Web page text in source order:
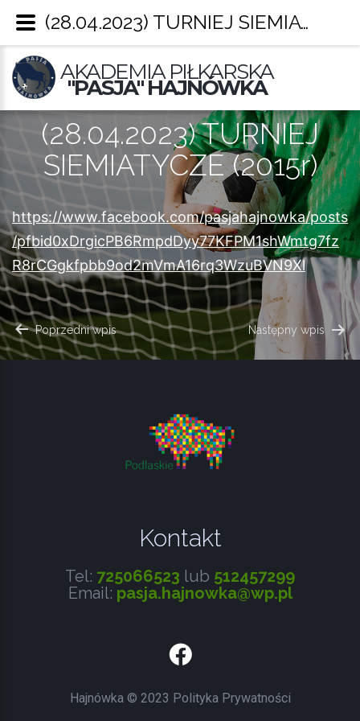
AKADEMIA PIŁKARSKA
"PASJA" HAJNÓWKA
(28.04.2023) TURNIEJ
SIEMIATYCZE (2015r)
https://www.facebook.com/pasjahajnowka/posts
/pfbid0xDrgicPB6RmpdDyy77KFPM1shWmtg7fz
R8rCGgkfpbb9od2mVmA16rq3WzuBVN9Xl
NAWIGACJA
Poprzedni wpis Następny wpis
Kontakt
Tel: 725066523 lub 512457299
Email: pasja.hajnowka@wp.pl
Facebook
Hajnówka © 2023 Polityka Prywatności
(28.04.2023) TURNIEJ SIEMIATYCZE (2015r) – Pasja Hajnówka